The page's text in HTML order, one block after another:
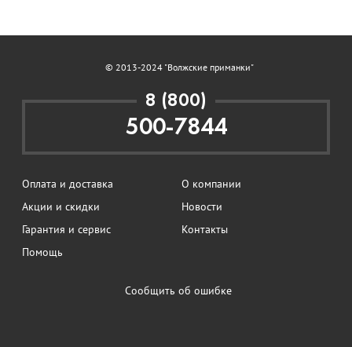
© 2013-2024 "Волжские приманки"
8 (800)
500-7844
Оплата и доставка
О компании
Акции и скидки
Новости
Гарантия и сервис
Контакты
Помощь
Сообщить об ошибке